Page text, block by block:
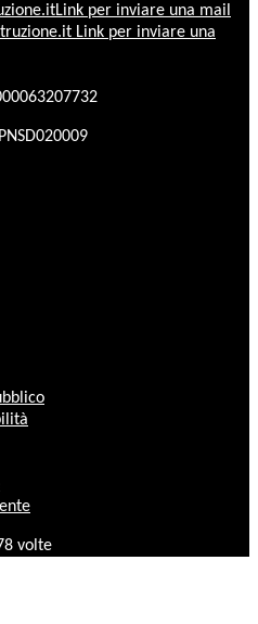
Link per inviare una mail
Link per inviare una
volte